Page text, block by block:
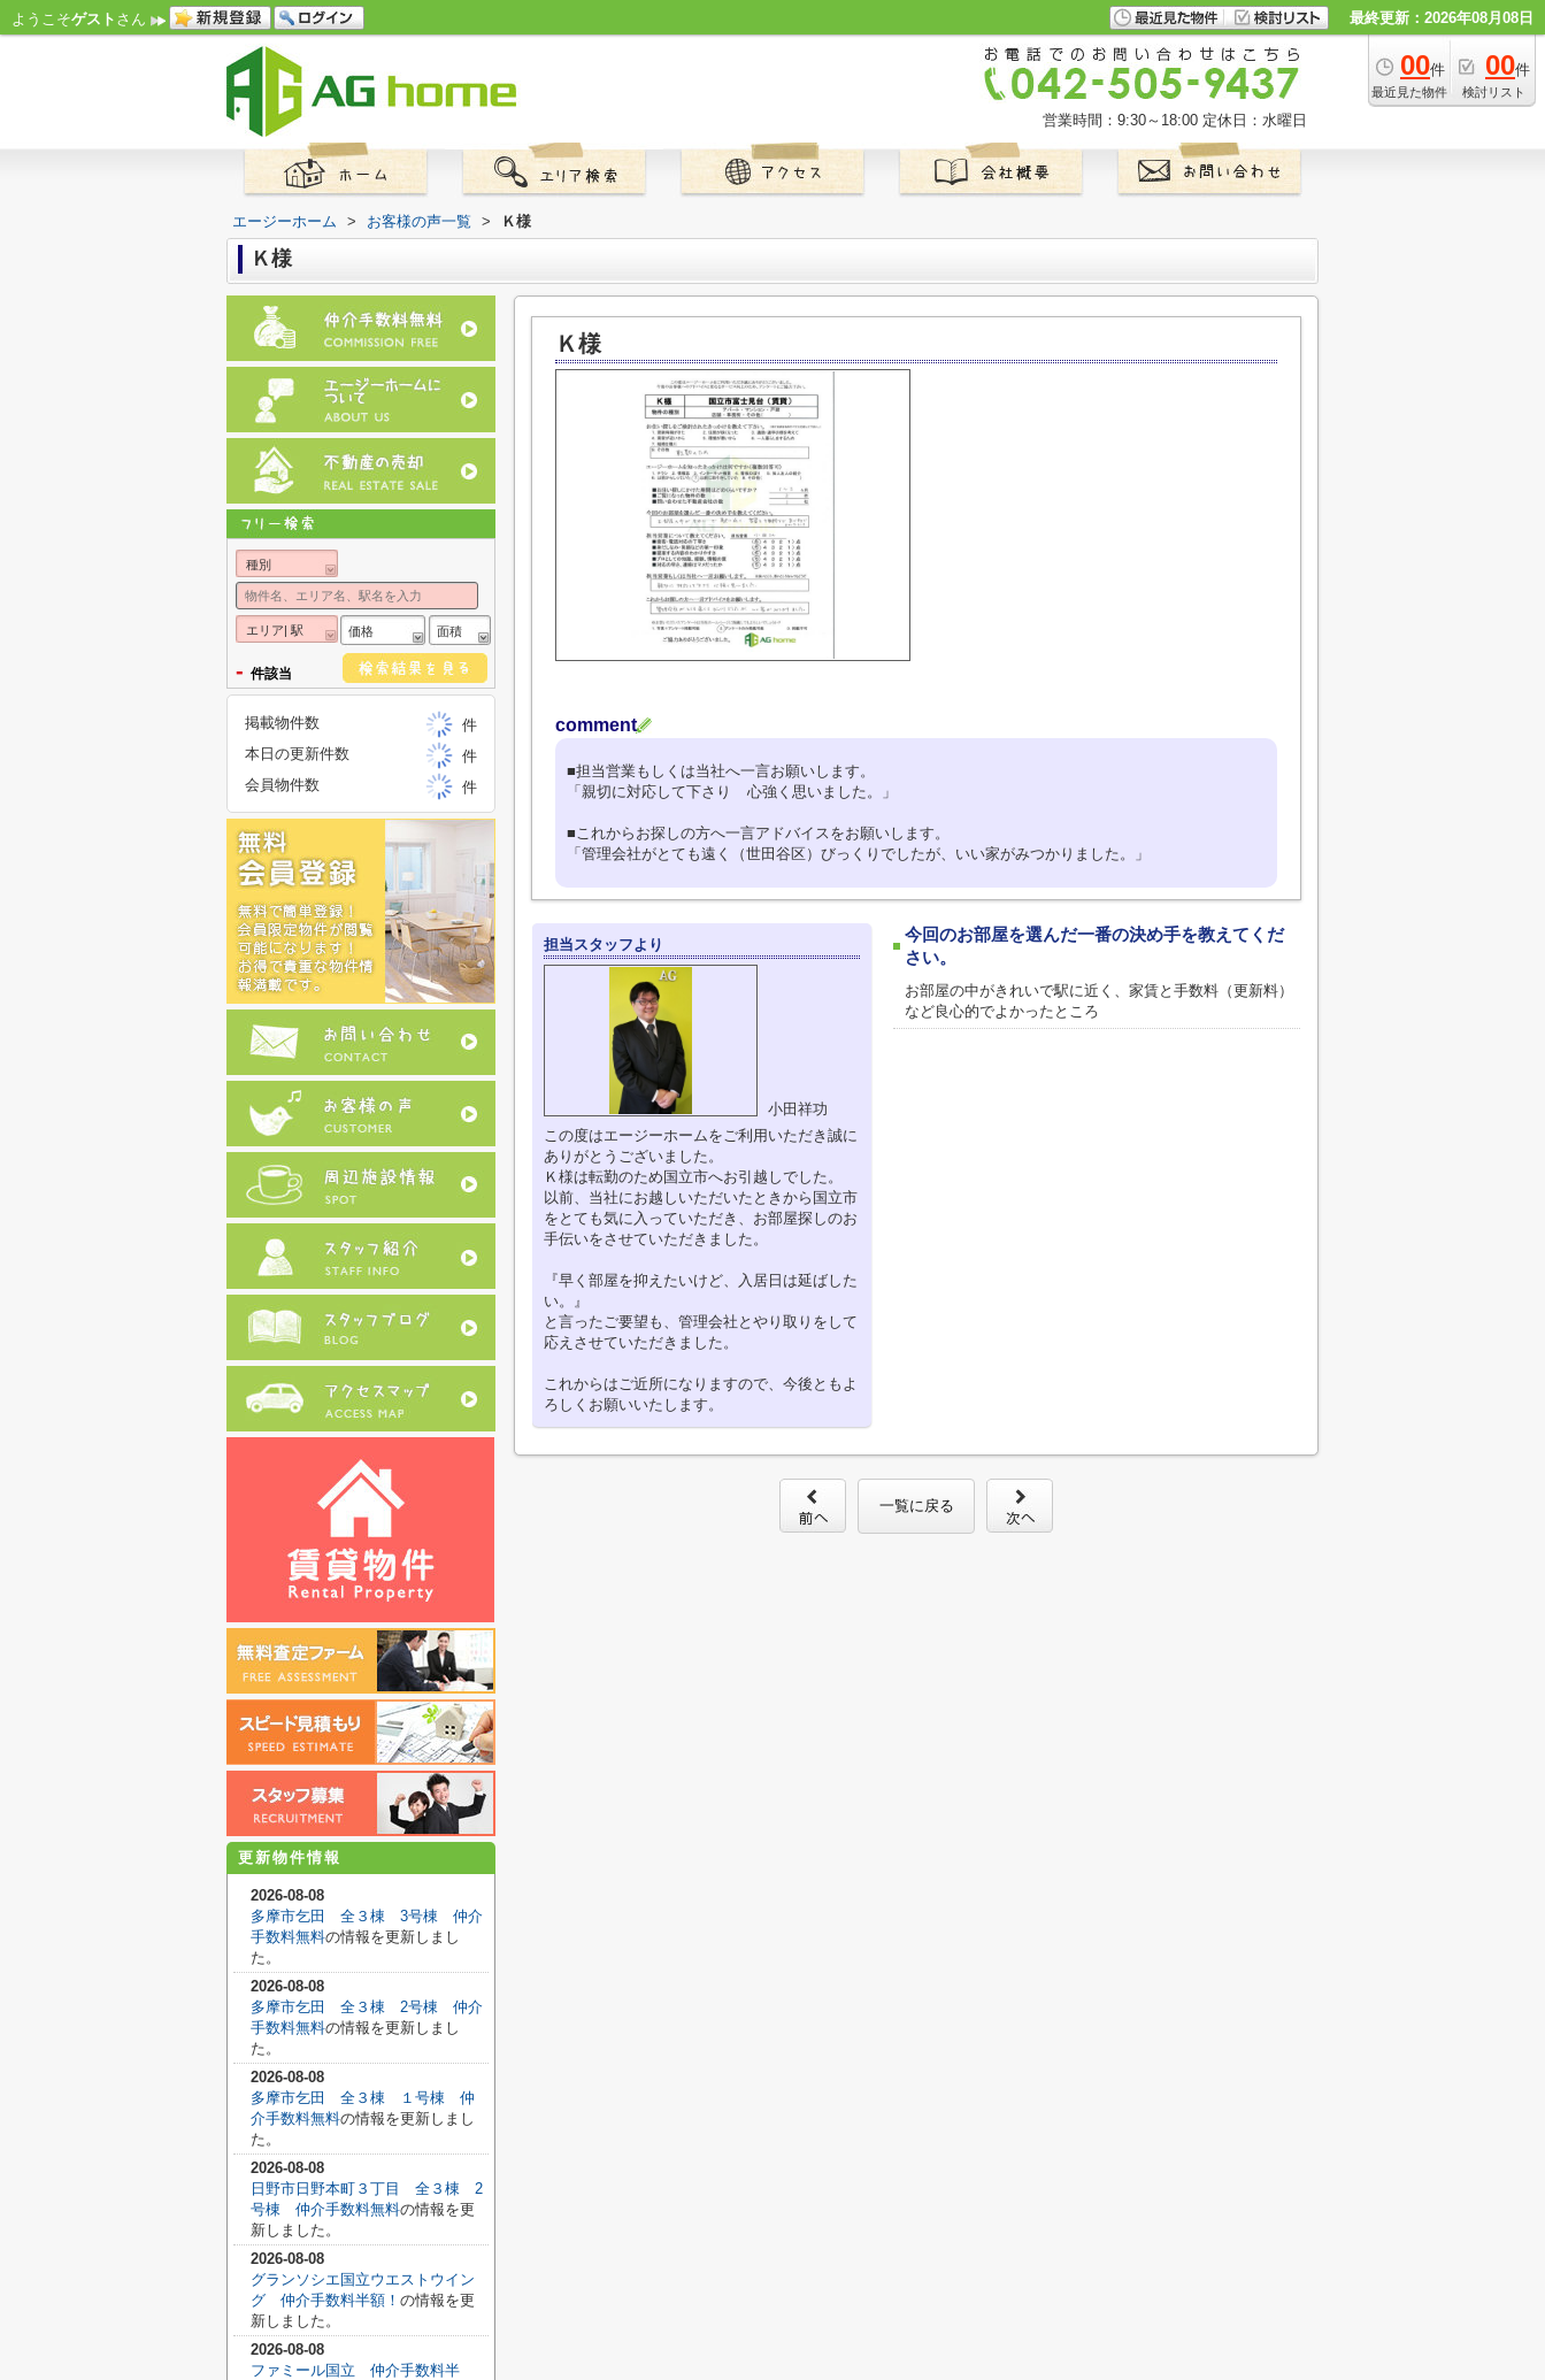
ようこそゲスト さん 最終更新：2026年08月08日
00件
最近見た物件
00件
検討リスト
営業時間：9:30～18:00 定休日：水曜日
エージーホーム > お客様の声一覧 > Ｋ様
Ｋ様
Ｋ様
comment
■担当営業もしくは当社へ一言お願いします。
「親切に対応して下さり 心強く思いました。」
■これからお探しの方へ一言アドバイスをお願いします。
「管理会社がとても遠く（世田谷区）びっくりでしたが、いい家がみつかりました。」
担当スタッフより
小田祥功
この度はエージーホームをご利用いただき誠に
ありがとうございました。
Ｋ様は転勤のため国立市へお引越しでした。
以前、当社にお越しいただいたときから国立市
をとても気に入っていただき、お部屋探しのお
手伝いをさせていただきました。
『早く部屋を抑えたいけど、入居日は延ばした
い。』
と言ったご要望も、管理会社とやり取りをして
応えさせていただきました。
これからはご近所になりますので、今後ともよ
ろしくお願いいたします。
今回のお部屋を選んだ一番の決め手を教えてくだ
さい。
お部屋の中がきれいで駅に近く、家賃と手数料（更新料）
など良心的でよかったところ
一覧に戻る
種別
エリア| 駅 価格 面積
- 件該当
掲載物件数
件
本日の更新件数
件
会員物件数
件
更新物件情報
2026-08-08
多摩市乞田 全３棟 3号棟 仲介
手数料無料の情報を更新しまし
た。
2026-08-08
多摩市乞田 全３棟 2号棟 仲介
手数料無料の情報を更新しまし
た。
2026-08-08
多摩市乞田 全３棟 １号棟 仲
介手数料無料の情報を更新しまし
た。
2026-08-08
日野市日野本町３丁目 全３棟 2
号棟 仲介手数料無料の情報を更
新しました。
2026-08-08
グランソシエ国立ウエストウイン
グ 仲介手数料半額！ の情報を更
新しました。
2026-08-08
ファミール国立 仲介手数料半